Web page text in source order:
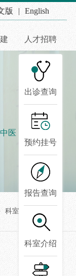
版 | English
人才招聘
医，弘扬国粹
科室介绍
出诊查询
预约挂号
报告查询
科室介绍